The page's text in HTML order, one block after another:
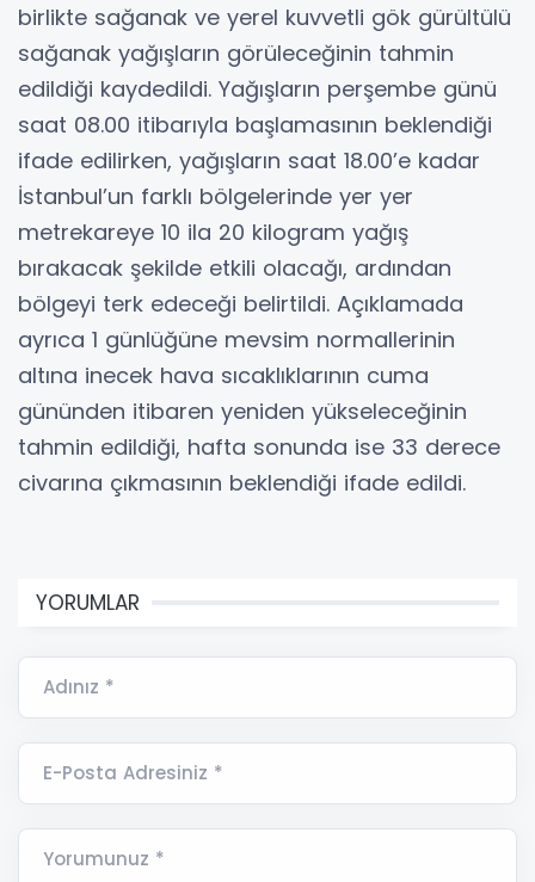
birlikte sağanak ve yerel kuvvetli gök gürültülü
sağanak yağışların görüleceğinin tahmin
edildiği kaydedildi. Yağışların perşembe günü
saat 08.00 itibarıyla başlamasının beklendiği
ifade edilirken, yağışların saat 18.00’e kadar
İstanbul’un farklı bölgelerinde yer yer
metrekareye 10 ila 20 kilogram yağış
bırakacak şekilde etkili olacağı, ardından
bölgeyi terk edeceği belirtildi. Açıklamada
ayrıca 1 günlüğüne mevsim normallerinin
altına inecek hava sıcaklıklarının cuma
gününden itibaren yeniden yükseleceğinin
tahmin edildiği, hafta sonunda ise 33 derece
civarına çıkmasının beklendiği ifade edildi.
YORUMLAR
Adınız *
E-Posta Adresiniz *
Yorumunuz *